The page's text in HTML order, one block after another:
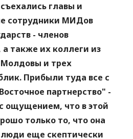
главы и
сотрудники МИДов
- членов
а также их коллеги из
и трех
Прибыли туда все с
партнерство" -
ощущением, что в этой
только то, что она
еще скептически